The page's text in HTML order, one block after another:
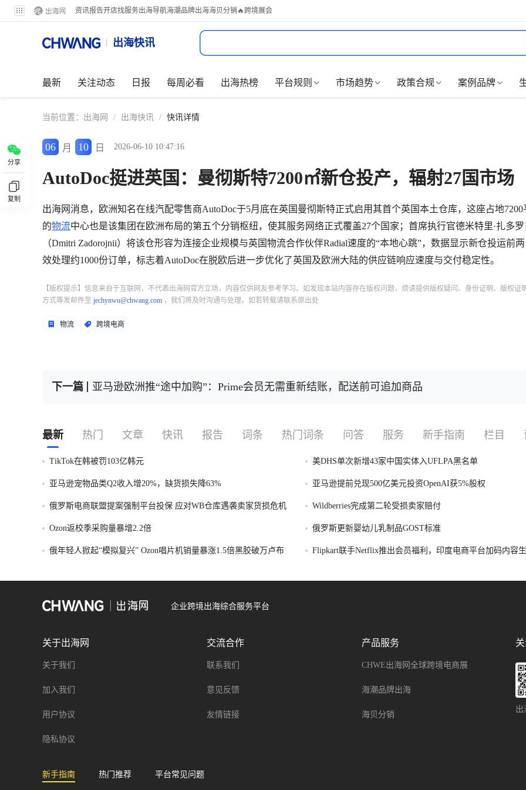
资讯报告开店找服务出海导航海潮品牌出海海贝分销 🔥跨境展会
出海快讯
最新 关注动态 日报 每周必看 出海热榜 平台规则 市场趋势 政策合规 案例品牌
当前位置： 出海网 / 出海快讯 / 快讯详情
分享
复制
06 月 10 日 2026-06-10 10:47:16
AutoDoc挺进英国：曼彻斯特7200㎡新仓投产，辐射27国市场
出海网消息，欧洲知名在线汽配零售商AutoDoc于5月底在英国曼彻斯特正式启用其首个英国本土仓库，这座占地7200
的物流中心也是该集团在欧洲布局的第五个分销枢纽，使其服务网络正式覆盖27个国家；首席执行官德米特里·扎多罗
（Dmitri Zadorojnii）将该仓形容为连接企业规模与英国物流合作伙伴Radial速度的“本地心跳”，数据显示新仓投运前
效处理约1000份订单，标志着AutoDoc在脱欧后进一步优化了英国及欧洲大陆的供应链响应速度与交付稳定性。
【版权提示】信息来自于互联网，不代表出海网官方立场，内容仅供网友参考学习。如发现本站内容存在版权问题，烦请提供版权疑问、身份证明、版权证
方式等发邮件至 jechynwu@chwang.com ，我们将及时沟通与处理。如若转载请联系原出处
物流 跨境电商
下一篇 亚马逊欧洲推“途中加购”：Prime会员无需重新结账，配送前可追加商品
最新 热门 文章 快讯 报告 词条 热门词条 问答 服务 新手指南 栏目
TikTok在韩被罚103亿韩元 美DHS单次新增43家中国实体入UFLPA黑名单
亚马逊宠物品类Q2收入增20%，缺货损失降63% 亚马逊提前兑现500亿美元投资OpenAI获5%股权
俄罗斯电商联盟提案强制平台投保 应对WB仓库遇袭卖家货损危机 Wildberries完成第二轮受损卖家赔付
Ozon返校季采购量暴增2.2倍 俄罗斯更新婴幼儿乳制品GOST标准
俄年轻人掀起“模拟复兴” Ozon唱片机销量暴涨1.5倍黑胶破万卢布 Flipkart联手Netflix推出会员福利，印度电商平台加码内容
企业跨境出海综合服务平台
关于出海网
关于我们
加入我们
用户协议
隐私协议
交流合作
联系我们
意见反馈
友情链接
产品服务
CHWE出海网全球跨境电商展
海潮品牌出海
海贝分销
关
出
新手指南 热门推荐 平台常见问题